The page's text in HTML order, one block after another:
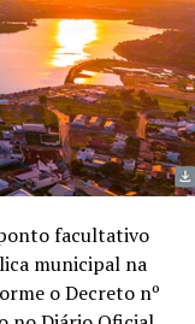
facultativo
municipal na
o Decreto nº